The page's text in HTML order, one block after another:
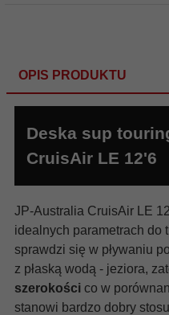
OPIS PRODUKTU
Deska sup
CruisAir LE 12'6
JP-Australia CruisAir LE
idealnych parametrach do
sprawdzi się w pływaniu
z płaską wodą - jeziora,
szerokości co w
stanowi bardzo dobry